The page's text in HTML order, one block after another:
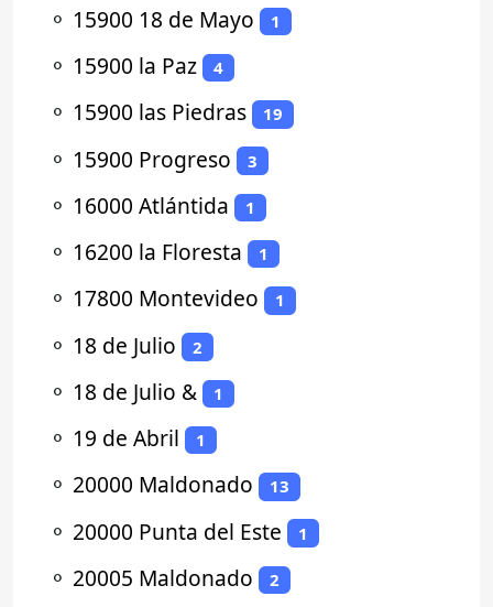
⚬ 15900 18 de Mayo 1
⚬ 15900 la Paz 4
⚬ 15900 las Piedras 19
⚬ 15900 Progreso 3
⚬ 16000 Atlántida 1
⚬ 16200 la Floresta 1
⚬ 17800 Montevideo 1
⚬ 18 de Julio 2
⚬ 18 de Julio & 1
⚬ 19 de Abril 1
⚬ 20000 Maldonado 13
⚬ 20000 Punta del Este 1
⚬ 20005 Maldonado 2